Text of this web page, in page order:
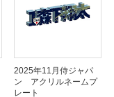
2025年11月侍ジャパ
ン アクリルネームプ
レート